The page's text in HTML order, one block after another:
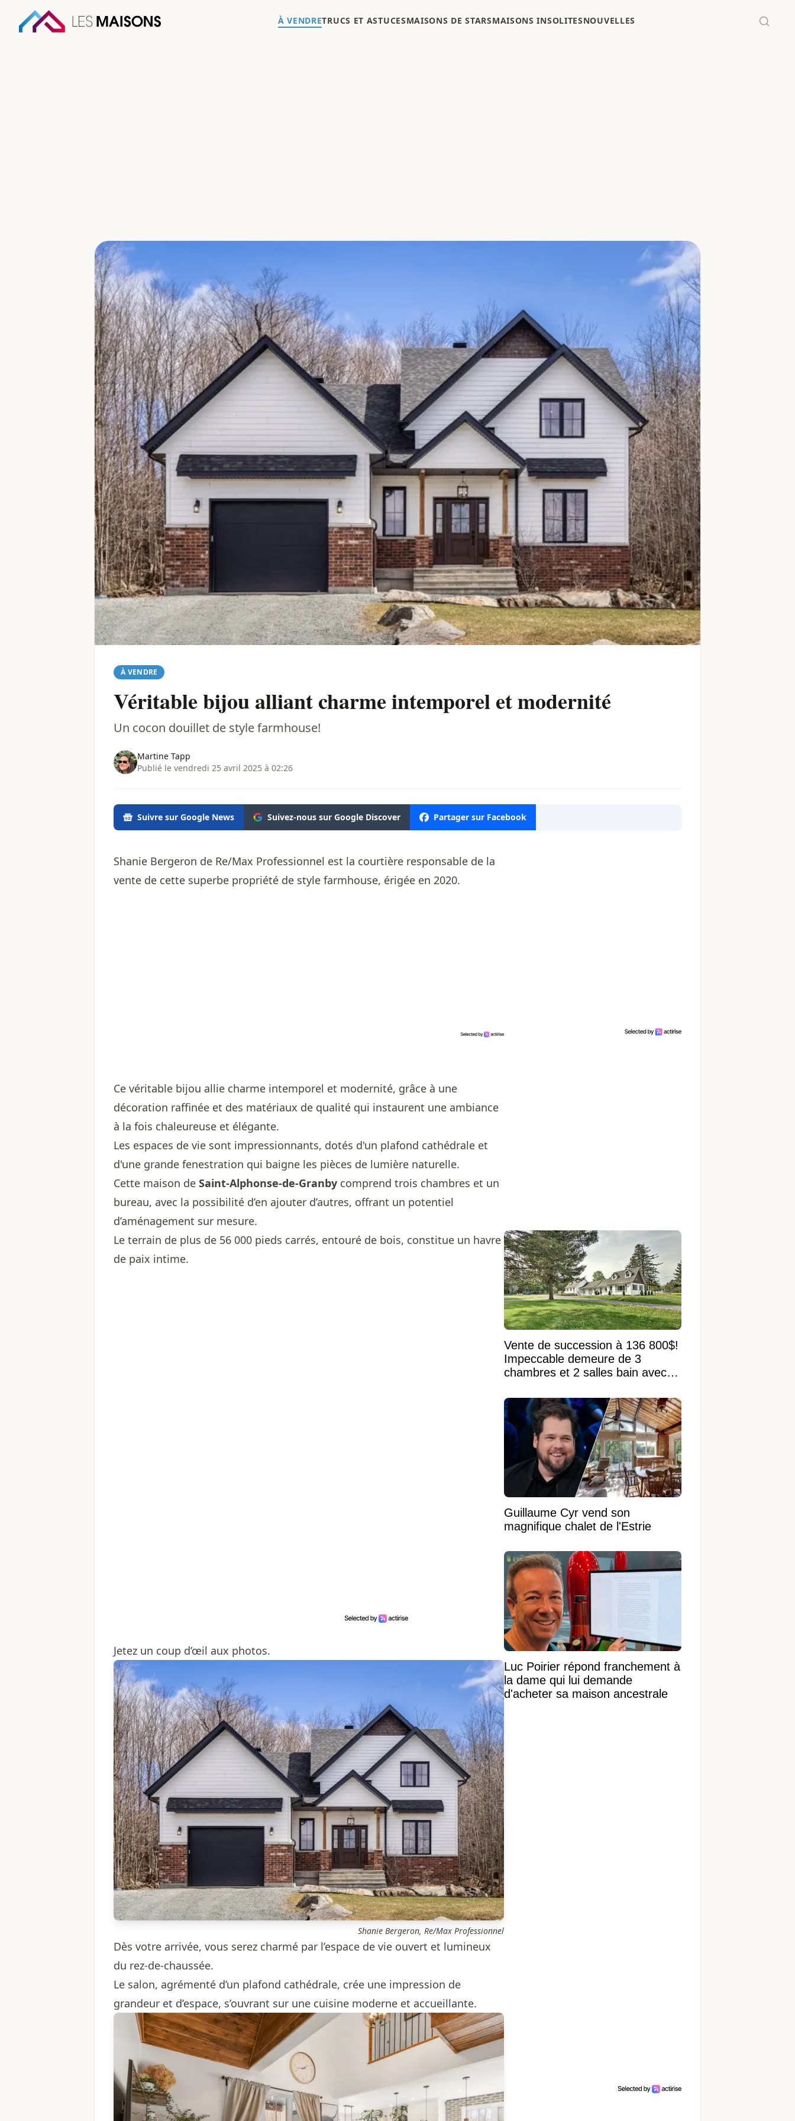
À VENDRETRUCS ET ASTUCESMAISONS DE STARSMAISONS INSOLITESNOUVELLES
À VENDRE
Véritable bijou alliant charme intemporel et modernité
Un cocon douillet de style farmhouse!
Martine Tapp
Publié le vendredi 25 avril 2025 à 02:26
Suivre sur Google News Suivez-nous sur Google Discover Partager sur Facebook
Shanie Bergeron de Re/Max Professionnel est la courtière responsable de la
vente de cette superbe propriété de style farmhouse, érigée en 2020.
Ce véritable bijou allie charme intemporel et modernité, grâce à une
décoration raffinée et des matériaux de qualité qui instaurent une ambiance
à la fois chaleureuse et élégante.
Les espaces de vie sont impressionnants, dotés d'un plafond cathédrale et
d'une grande fenestration qui baigne les pièces de lumière naturelle.
Cette maison de Saint-Alphonse-de-Granby comprend trois chambres et un
bureau, avec la possibilité d’en ajouter d’autres, offrant un potentiel
d’aménagement sur mesure.
Le terrain de plus de 56 000 pieds carrés, entouré de bois, constitue un havre
de paix intime.
Jetez un coup d’œil aux photos.
Shanie Bergeron, Re/Max Professionnel
Dès votre arrivée, vous serez charmé par l’espace de vie ouvert et lumineux
du rez-de-chaussée.
Le salon, agrémenté d’un plafond cathédrale, crée une impression de
grandeur et d’espace, s’ouvrant sur une cuisine moderne et accueillante.
Vente de succession à 136 800$!
Impeccable demeure de 3
chambres et 2 salles bain avec
Guillaume Cyr vend son
magnifique chalet de l'Estrie
Luc Poirier répond franchement à
la dame qui lui demande
d'acheter sa maison ancestrale